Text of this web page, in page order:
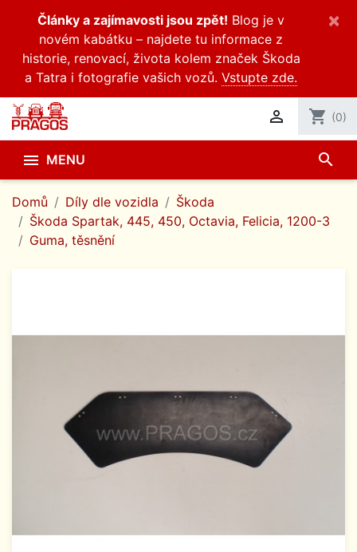
Články a zajímavosti jsou zpět! Blog je v
novém kabátku – najdete tu informace z
historie, renovací, života kolem značek Škoda
a Tatra i fotografie vašich vozů. Vstupte zde.
×
 shopping_cart (0)
 MENU search
Domů Díly dle vozidla
Škoda
Škoda Spartak, 445, 450, Octavia, Felicia, 1200-3
Guma, těsnění